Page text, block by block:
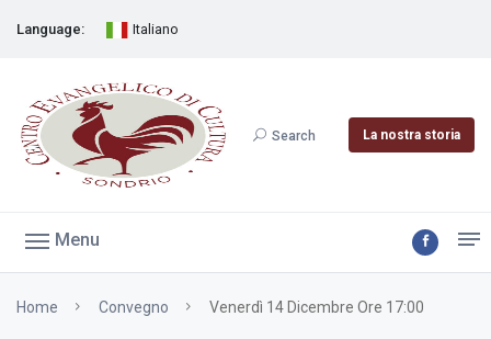
Language: Italiano
Search La nostra storia
Menu
Home Convegno Venerdì 14 Dicembre Ore 17:00